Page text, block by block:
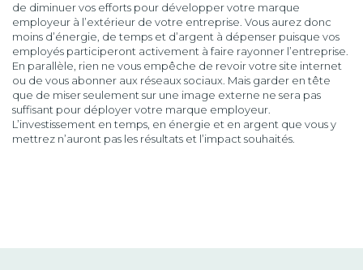
de diminuer vos efforts pour développer votre marque
employeur à l’extérieur de votre entreprise. Vous aurez donc
moins d’énergie, de temps et d’argent à dépenser puisque vos
employés participeront activement à faire rayonner l’entreprise.
En parallèle, rien ne vous empêche de revoir votre site internet
ou de vous abonner aux réseaux sociaux. Mais garder en tête
que de miser seulement sur une image externe ne sera pas
suffisant pour déployer votre marque employeur.
L’investissement en temps, en énergie et en argent que vous y
mettrez n’auront pas les résultats et l’impact souhaités.